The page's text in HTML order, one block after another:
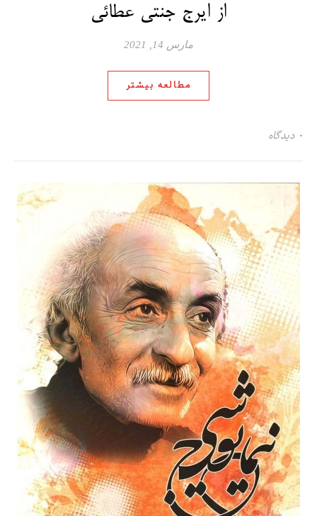
از ایرج جنتی عطائی
مارس 14, 2021
مطالعه بیشتر
۰ دیدگاه